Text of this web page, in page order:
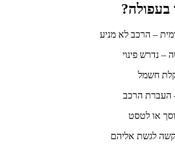
בעפולה?
– הרכב לא מניע
– נדרש פינוי
חשמל
העברת הרכב
או לטסט
לגשת אליהם